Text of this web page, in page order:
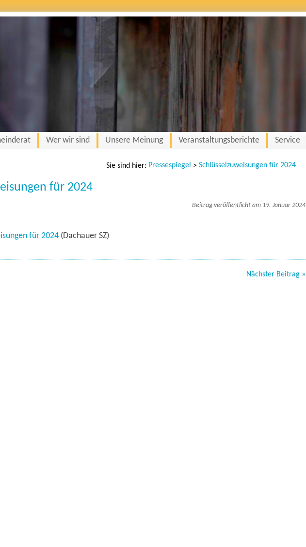
Wer wir sind Unsere Meinung Veranstaltungsberichte Service
Sie sind hier: Pressespiegel > Schlüsselzuweisungen für 2024
für 2024
Beitrag veröffentlicht am 19. Januar 2024
für 2024 (Dachauer SZ)
Nächster Beitrag »